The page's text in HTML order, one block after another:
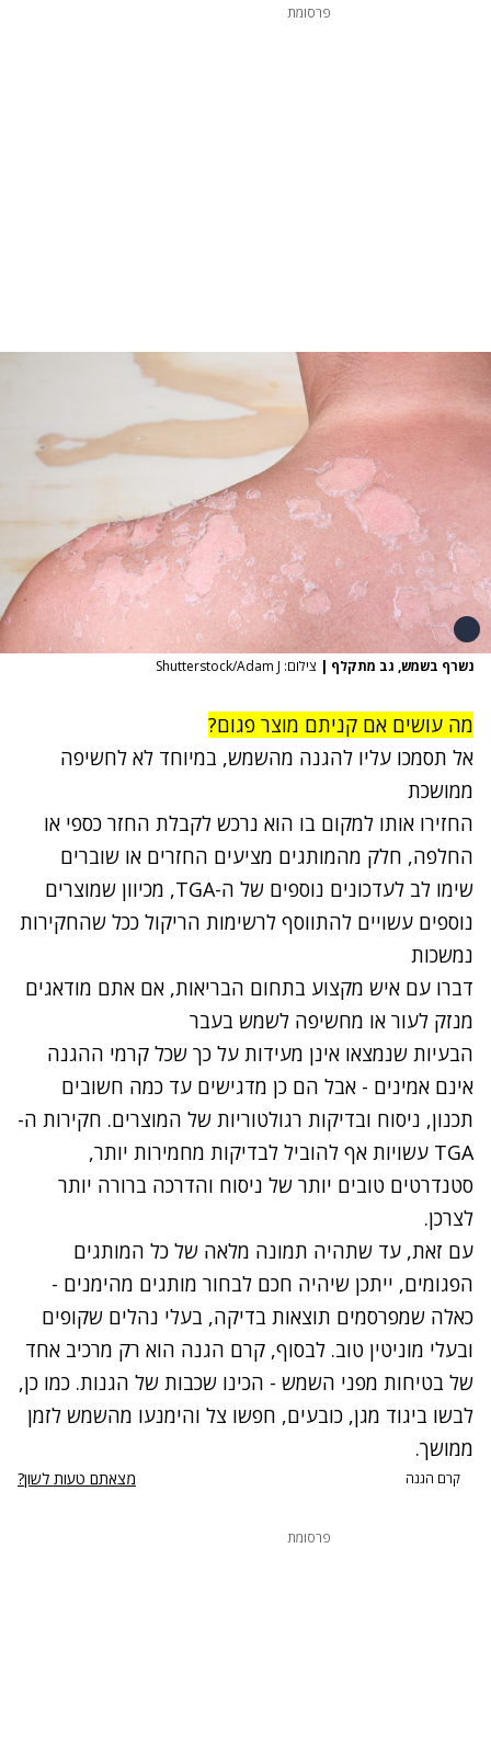
פרסומת
נשרף בשמש, גב מתקלף | צילום: Shutterstock/Adam J
מה עושים אם קניתם מוצר פגום?
אל תסמכו עליו להגנה מהשמש, במיוחד לא לחשיפה
ממושכת
החזירו אותו למקום בו הוא נרכש לקבלת החזר כספי או
החלפה, חלק מהמותגים מציעים החזרים או שוברים
שימו לב לעדכונים נוספים של ה-TGA, מכיוון שמוצרים
נוספים עשויים להתווסף לרשימות הריקול ככל שהחקירות
נמשכות
דברו עם איש מקצוע בתחום הבריאות, אם אתם מודאגים
מנזק לעור או מחשיפה לשמש בעבר
הבעיות שנמצאו אינן מעידות על כך שכל קרמי ההגנה
אינם אמינים - אבל הם כן מדגישים עד כמה חשובים
תכנון, ניסוח ובדיקות רגולטוריות של המוצרים. חקירות ה-
TGA עשויות אף להוביל לבדיקות מחמירות יותר,
סטנדרטים טובים יותר של ניסוח והדרכה ברורה יותר
לצרכן.
עם זאת, עד שתהיה תמונה מלאה של כל המותגים
הפגומים, ייתכן שיהיה חכם לבחור מותגים מהימנים -
כאלה שמפרסמים תוצאות בדיקה, בעלי נהלים שקופים
ובעלי מוניטין טוב. לבסוף, קרם הגנה הוא רק מרכיב אחד
של בטיחות מפני השמש - הכינו שכבות של הגנות. כמו כן,
לבשו ביגוד מגן, כובעים, חפשו צל והימנעו מהשמש לזמן
ממושך.
קרם הגנה מצאתם טעות לשון?
פרסומת